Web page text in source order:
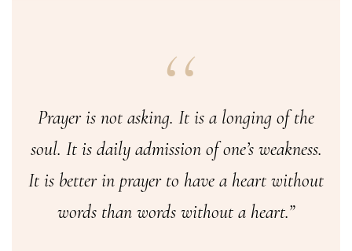
Prayer is not asking. It is a longing of the
soul. It is daily admission of one’s weakness.
It is better in prayer to have a heart without
words than words without a heart.”